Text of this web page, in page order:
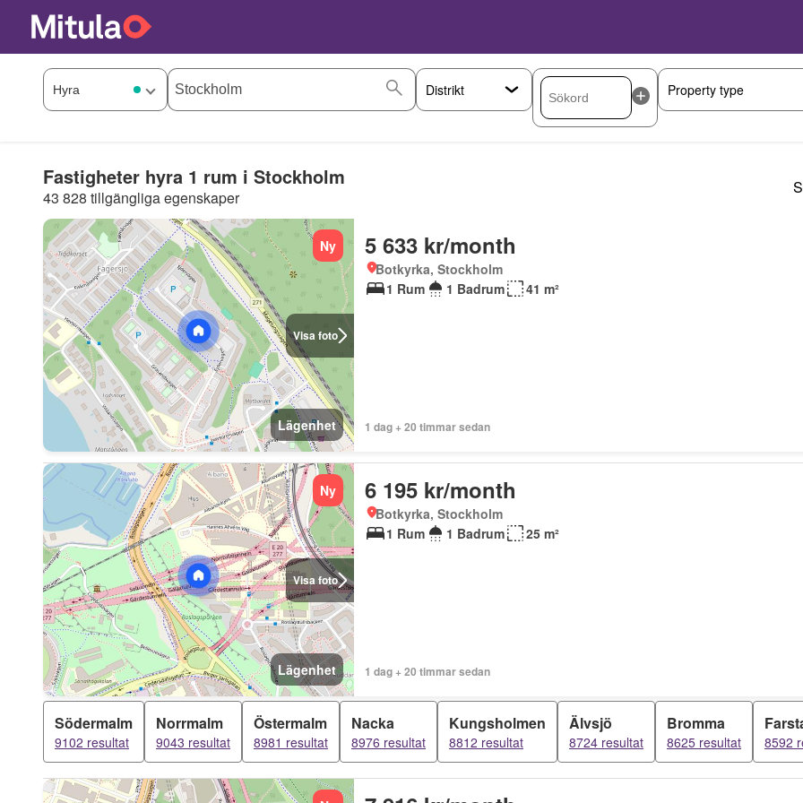
Fastigheter hyra 1 rum i Stockholm
43 828 tillgängliga egenskaper
Visa foto
Ny
Lägenhet
5 633 kr/month
Botkyrka, Stockholm
1 Rum
1 Badrum 41 m²
1 dag + 20 timmar sedan
Visa foto
Ny
Lägenhet
6 195 kr/month
Botkyrka, Stockholm
1 Rum
1 Badrum 25 m²
1 dag + 20 timmar sedan
Södermalm
9102 resultat
Norrmalm
9043 resultat
Östermalm
8981 resultat
Nacka
8976 resultat
Kungsholmen
8812 resultat
Älvsjö
8724 resultat
Bromma
8625 resultat 8592